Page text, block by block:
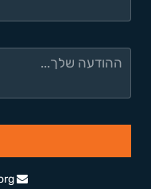
editor@breslev.org